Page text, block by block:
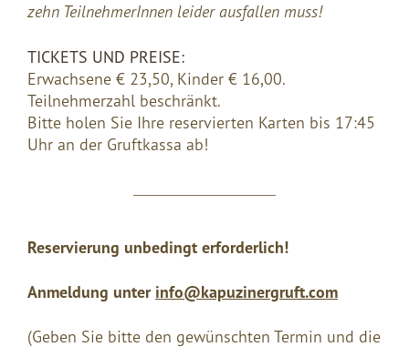
zehn TeilnehmerInnen leider ausfallen muss!
TICKETS UND PREISE:
Erwachsene € 23,50, Kinder € 16,00.
Teilnehmerzahl beschränkt.
Bitte holen Sie Ihre reservierten Karten bis 17:45
Uhr an der Gruftkassa ab!
Reservierung unbedingt erforderlich!
Anmeldung unter info@kapuzinergruft.com
(Geben Sie bitte den gewünschten Termin und die